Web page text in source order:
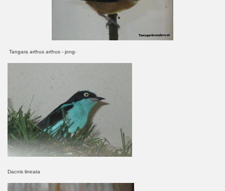
Tangara arthus arthus - jong-
Dacnis lineata